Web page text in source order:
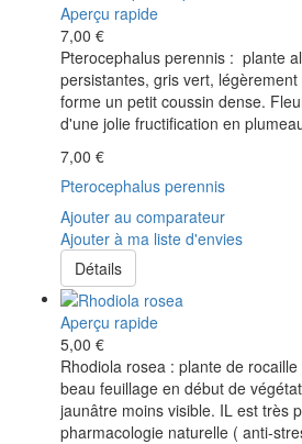
Aperçu rapide
7,00 €
Pterocephalus perennis : plante
persistantes, gris vert,
forme un petit coussin dense.
d'une jolie fructification en
7,00 €
Pterocephalus perennis
Ajouter au comparateur
Ajouter à ma liste d'envies
Détails
Aperçu rapide
5,00 €
Rhodiola rosea : plante de
beau feuillage en début de
jaunâtre moins visible. IL est très
pharmacologie naturelle ( anti-